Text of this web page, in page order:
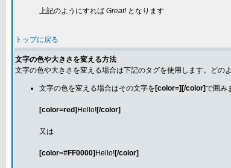
上記のようにすれば Great!となります
トップに戻る
文字の色や大きさを変える方法
文字の色や大きさを変える場合は下記のタグを使用します。どの
文字の色を変える場合はその文字を [color=][/color]で囲み
[color=red] Hello![/color]
又は
[color=#FF0000] Hello![/color]